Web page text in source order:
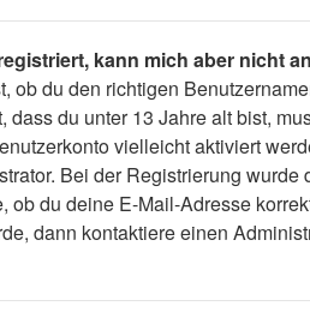
kann mich aber nicht
ob du den richtigen
dass du unter 13 Jahre alt bist,
vielleicht aktiviert
Bei der Registrierung
ob du deine E-Mail-Adresse
dann kontaktiere einen